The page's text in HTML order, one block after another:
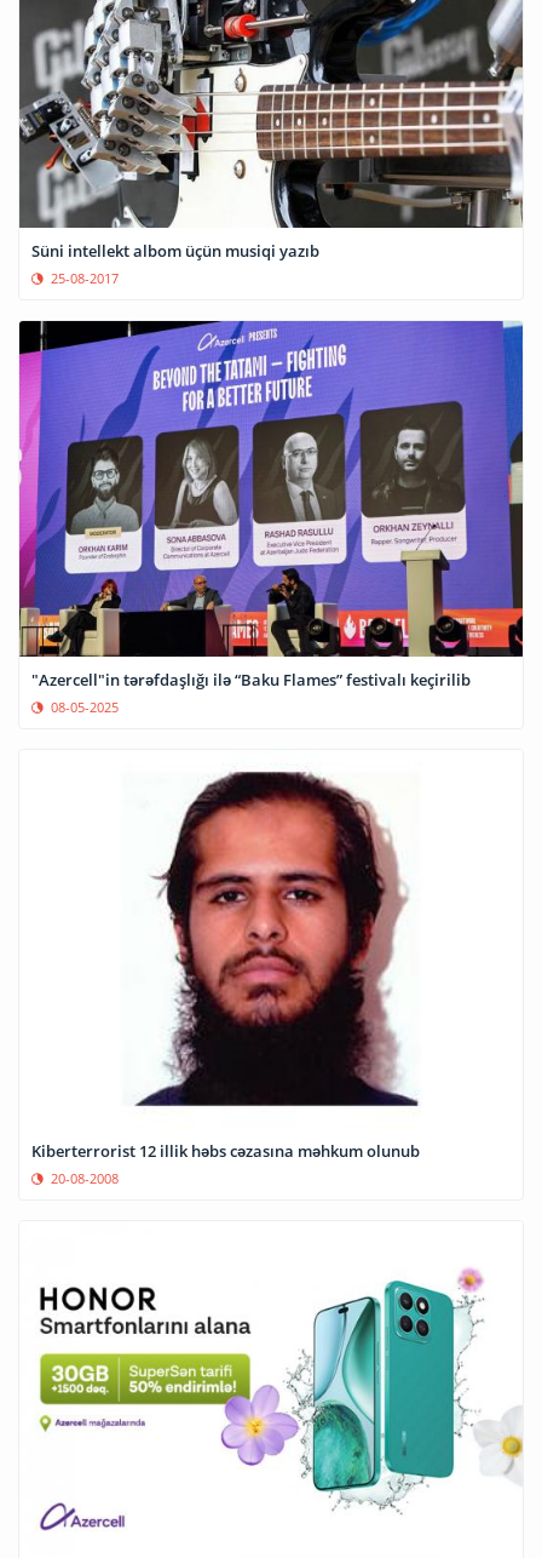
Süni intellekt albom üçün musiqi yazıb
25-08-2017
"Azercell"in tərəfdaşlığı ilə “Baku Flames” festivalı keçirilib
08-05-2025
Kiberterrorist 12 illik həbs cəzasına məhkum olunub
20-08-2008